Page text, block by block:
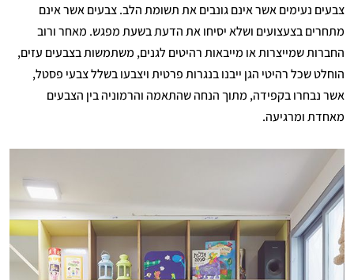
צבעים נעימים אשר אינם גונבים את תשומת הלב. צבעים אשר אינם
מתחרים בצעצועים ושלא יסיחו את הדעת בשעת מפגש. מאחר ורוב
החברות שמייצרות או מייבאות רהיטים לגנים, משתמשות בצבעים עזים,
הוחלט שכל רהיטי הגן ייבנו בנגרות פרטית ויצבעו בשלל צבעי פסטל,
אשר נבחרו בקפידה, מתוך הנחה שהתאמה והרמוניה בין הצבעים
מאחדת ומרגיעה.